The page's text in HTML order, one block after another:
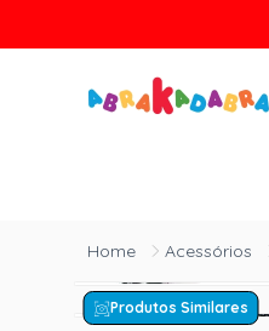
Acessórios
Produtos Similares